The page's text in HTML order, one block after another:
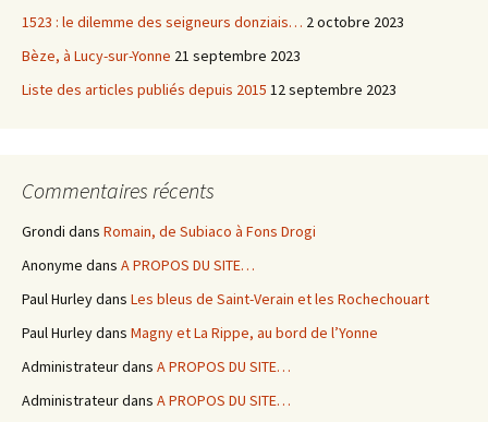
1523 : le dilemme des seigneurs donziais… 2 octobre 2023
Bèze, à Lucy-sur-Yonne 21 septembre 2023
Liste des articles publiés depuis 2015 12 septembre 2023
Commentaires récents
Grondi dans Romain, de Subiaco à Fons Drogi
Anonyme dans A PROPOS DU SITE…
Paul Hurleydans Les bleus de Saint-Verain et les Rochechouart
Paul Hurleydans Magny et La Rippe, au bord de l’Yonne
Administrateurdans A PROPOS DU SITE…
Administrateurdans A PROPOS DU SITE…